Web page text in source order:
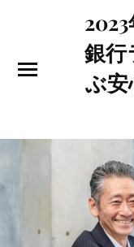
銀行
ぶ安